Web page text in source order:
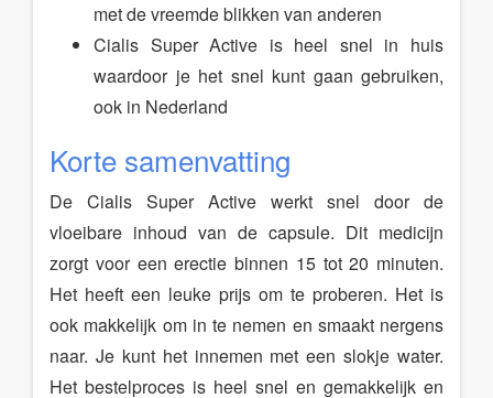
met de vreemde blikken van anderen
Cialis Super Active is heel snel in huis
waardoor je het snel kunt gaan gebruiken,
ook in Nederland
Korte samenvatting
De Cialis Super Active werkt snel door de
vloeibare inhoud van de capsule. Dit medicijn
zorgt voor een erectie binnen 15 tot 20 minuten.
Het heeft een leuke prijs om te proberen. Het is
ook makkelijk om in te nemen en smaakt nergens
naar. Je kunt het innemen met een slokje water.
Het bestelproces is heel snel en gemakkelijk en